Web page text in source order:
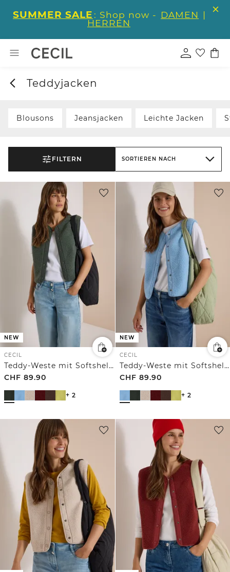
SUMMER SALE : Shop now - DAMEN |
HERREN
Teddyjacken
Blousons Jeansjacken Leichte Jacken
FILTERN SORTIEREN NACH
NEW
CECIL
Teddy-Weste mit Softshelldetails
CHF 89.90
+ 2
NEW
CECIL
Teddy-Weste mit Softshelldetails
CHF 89.90
+ 2